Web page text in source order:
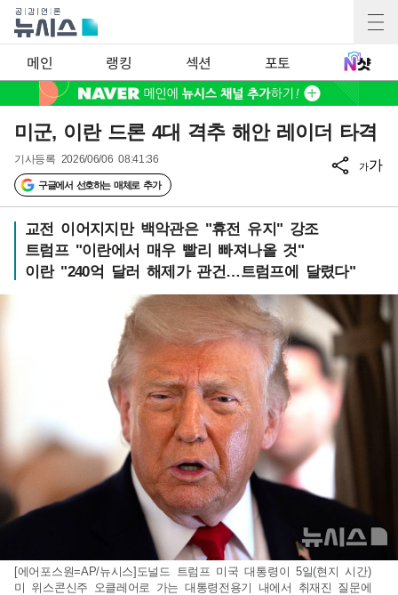
메인 랭킹 섹션 포토
미군, 이란 드론 4대 격추 해안 레이더 타격
기사등록 2026/06/06 08:41:36
구글에서 선호하는 매체로 추가
가가
교전 이어지지만 백악관은 "휴전 유지" 강조
트럼프 "이란에서 매우 빨리 빠져나올 것"
이란 "240억 달러 해제가 관건…트럼프에 달렸다"
[에어포스원=AP/뉴시스]도널드 트럼프 미국 대통령이 5일(현지 시간)
미 위스콘신주 오클레어로 가는 대통령전용기 내에서 취재진 질문에